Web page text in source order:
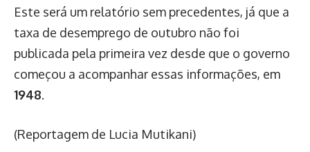
Este será um relatório sem precedentes, já que a
taxa de desemprego de outubro não foi
publicada pela primeira vez desde que o governo
começou a acompanhar essas informações, em
1948.
(Reportagem de Lucia Mutikani)